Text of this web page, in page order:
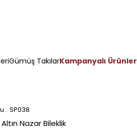
Gümüş TakılarKampanyalı Ürünler
SP038
Nazar Bileklik